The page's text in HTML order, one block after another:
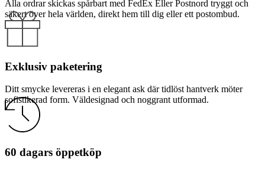
Alla ordrar skickas spårbart med FedEx Eller Postnord tryggt och
säkert över hela världen, direkt hem till dig eller ett postombud.
Exklusiv paketering
Ditt smycke levereras i en elegant ask där tidlöst hantverk möter
sofistikerad form. Väldesignad och noggrant utformad.
60 dagars öppetköp